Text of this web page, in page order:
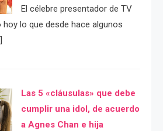
El célebre presentador de TV
lo que desde hace algunos
Las 5 «cláusulas» que debe
cumplir una idol, de acuerdo
a Agnes Chan e hija